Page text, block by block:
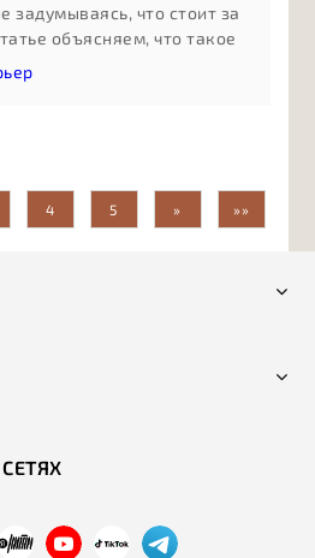
задумываясь, что стоит за
объясняем, что такое
без сложных
экономить деньги,
ценности заботы о
4 5 » »»